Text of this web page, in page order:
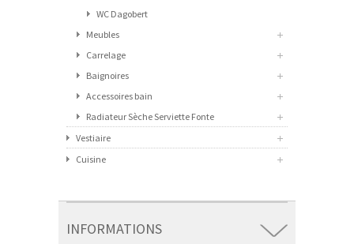
WC Dagobert
Meubles
Carrelage
Baignoires
Accessoires bain
Radiateur Sèche Serviette Fonte
Vestiaire
Cuisine
INFORMATIONS